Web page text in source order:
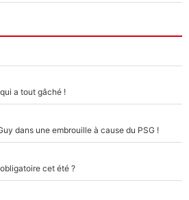
a tout gâché !
dans une embrouille à cause du PSG !
cet été ?